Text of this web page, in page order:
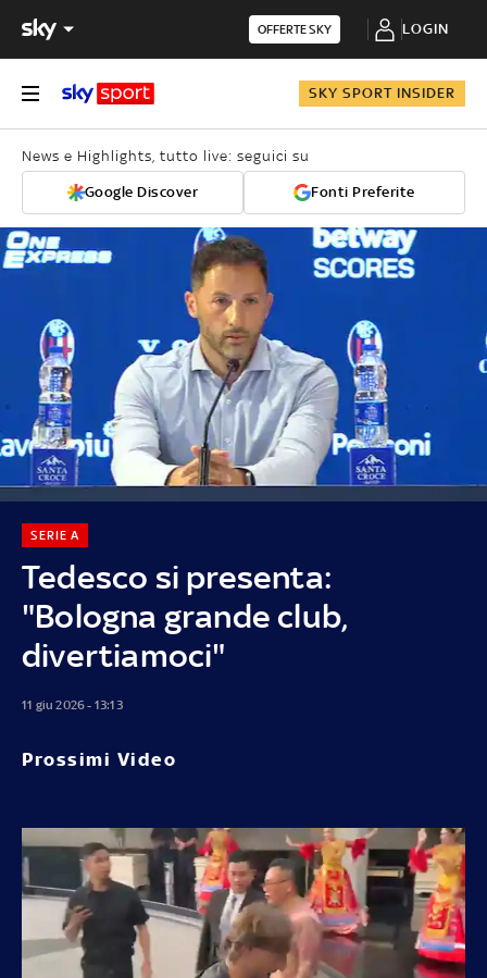
OFFERTE SKY LOGIN
SKY SPORT INSIDER
News e Highlights, tutto live: seguici su
Google Discover Fonti Preferite
Tedesco si presenta:
"Bologna grande club,
divertiamoci"
SERIE A
11 giu 2026 - 13:13
Prossimi Video